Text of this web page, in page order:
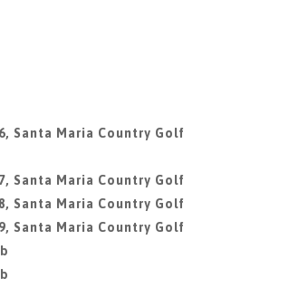
Santa Maria Country Golf
Santa Maria Country Golf
Santa Maria Country Golf
Santa Maria Country Golf